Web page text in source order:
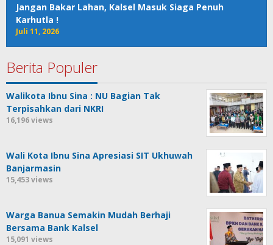
Jangan Bakar Lahan, Kalsel Masuk Siaga Penuh
Karhutla !
Juli 11, 2026
Berita Populer
Walikota Ibnu Sina : NU Bagian Tak
Terpisahkan dari NKRI
16,196 views
Wali Kota Ibnu Sina Apresiasi SIT Ukhuwah
Banjarmasin
15,453 views
Warga Banua Semakin Mudah Berhaji
Bersama Bank Kalsel
15,091 views